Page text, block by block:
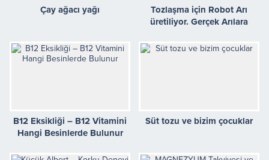
Çay ağacı yağı
Tozlaşma için Robot Arı
üretiliyor. Gerçek Arılara
B12 Eksikliği – B12 Vitamini
Hangi Besinlerde Bulunur
Süt tozu ve bizim çocuklar